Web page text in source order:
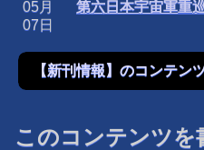
05月
07日
第六日本宇宙軍重
【新刊情報】のコンテン
このコンテンツを